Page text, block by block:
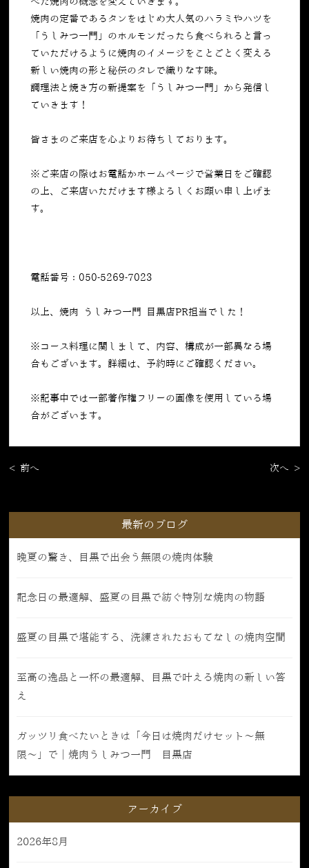
べた焼肉の概念を変えていきます。
焼肉の定番であるタンをはじめ大人気のハラミやハツを
「うしみつ一門」のホルモンだったら食べられると言っ
ていただけるように焼肉のイメージをことごとく変える
新しい焼肉の形と秘伝のタレで織りなす味。
調理法と焼き方の新提案を「うしみつ一門」から発信し
ていきます！
皆さまのご来店を心よりお待ちしております。
※ご来店の際はお電話かホームページで営業日をご確認
の上、ご来店いただけます様よろしくお願い申し上げま
す。
電話番号：050-5269-7023
以上、焼肉 うしみつ一門 目黒店PR担当でした！
※コース料理に関しまして、内容、構成が一部異なる場
合もございます。詳細は、予約時にご確認ください。
※記事中では一部著作権フリーの画像を使用している場
合がございます。
< 前へ 次へ >
最新のブログ
晩夏の驚き、目黒で出会う無限の焼肉体験
記念日の最適解、盛夏の目黒で紡ぐ特別な焼肉の物語
盛夏の目黒で堪能する、洗練されたおもてなしの焼肉空間
至高の逸品と一杯の最適解、目黒で叶える焼肉の新しい答
え
ガッツリ食べたいときは「今日は焼肉だけセット〜無
限〜」で｜焼肉うしみつ一門 目黒店
アーカイブ
2026年8月